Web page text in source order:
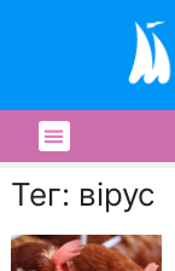
Тег: вірус